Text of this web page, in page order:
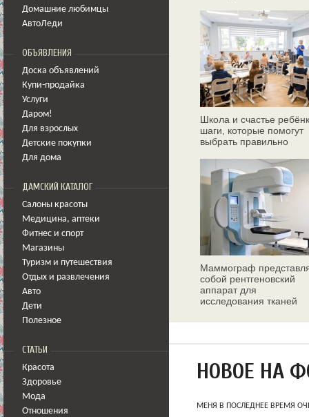
Домашние любимцы
АвтоЛеди
ОБЪЯВЛЕНИЯ
Доска объявлений
Купи-продайка
Услуги
Даром!
Для взрослых
Детские покупки
Для дома
ДАМСКИЙ КАТАЛОГ
Салоны красоты
Медицина, аптеки
Фитнес и спорт
Магазины
Туризм и путешествия
Отдых и развлечения
Авто
Дети
Полезное
СТАТЬИ
Красота
Здоровье
Мода
Отношения
Школа и счастье
шаги, которые помогут
выбрать правильно
Маммограф
собой рентгеновский
аппарат для
исследования тканей
НОВОЕ НА
МЕНЯ В ПОСЛЕДНЕЕ ВРЕМЯ